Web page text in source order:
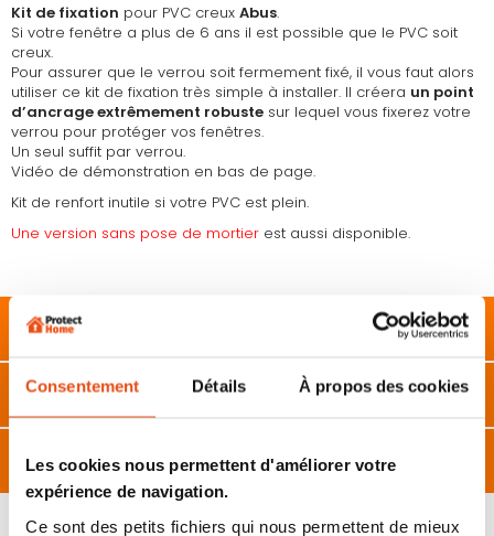
Consentement Détails À propos des cookies
Les cookies nous permettent d'améliorer votre
expérience de navigation.
Ce sont des petits fichiers qui nous permettent de mieux
Kit de fixation pour PVC creux Abus.
Si votre fenêtre a plus de 6 ans il est possible que le PVC soit
creux.
Pour assurer que le verrou soit fermement fixé, il vous faut alors
utiliser ce kit de fixation très simple à installer. Il créera un point
d’ancrage extrêmement robuste sur lequel vous fixerez votre
verrou pour protéger vos fenêtres.
Un seul suffit par verrou.
Vidéo de démonstration en bas de page.
Kit de renfort inutile si votre PVC est plein.
Une version sans pose de mortier est aussi disponible.
Description
Caractéristiques
Avis